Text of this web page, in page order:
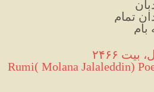
بام
۲۴۶۶
Rumi( Molana Jalaleddin)